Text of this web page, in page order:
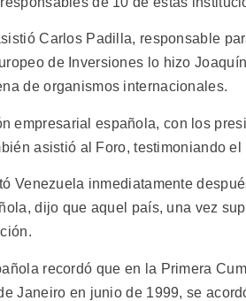
Carlos Padilla, responsable
de Inversiones lo hizo
de organismos internacionales.
empresarial española, con los
asistió al Foro, testimoniando
Venezuela inmediatamente
dijo que aquel país, una vez
recordó que en la Primera
Janeiro en junio de 1999, se